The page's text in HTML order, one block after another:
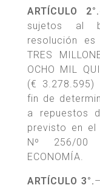
ARTÍCULO
sujetos al
resolución
TRES
OCHO MIL
(€ 3.278.595)
fin de
a repuestos
previsto en
Nº 256/00
ECONOMÍA.
ARTÍCULO 3°.